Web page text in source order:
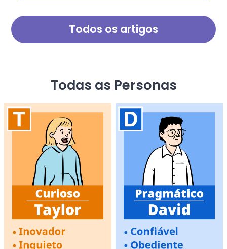
cientificamente precisa, 'Os
Cinco Grandes', este teste
permite que você
compreenda profundamente
Todos os artigos
Todas as Personas